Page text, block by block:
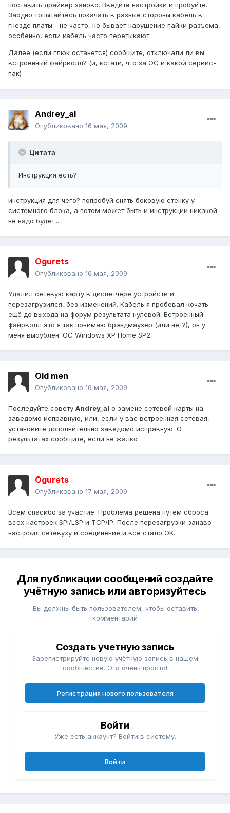
поставить драйвер заново. Введите настройки и пробуйте.
Заодно попытайтесь покачать в разные стороны кабель в
гнезде платы - не часто, но бывает нарушение пайки разъема,
особенно, если кабель часто перетыкают.
Далее (если глюк останется) сообщите, отключали ли вы
встроенный файрволл? (и, кстати, что за ОС и какой сервис-
пак)
Andrey_al
Опубликовано 16 мая, 2009
Цитата
Инструкция есть?
инструкция для чего? попробуй снять боковую стенку у
системного блока, а потом может быть и инструкции никакой
не надо будет...
Ogurets
Опубликовано 16 мая, 2009
Удалил сетевую карту в диспетчере устройств и
перезагрузился, без изменений. Кабель я пробовал кочать
ещё до выхода на форум результата нулевой. Встроенный
файрволл это я так понимаю брэндмаузер (или нет?), он у
меня вырублен. ОС Windows XP Home SP2.
Old men
Опубликовано 16 мая, 2009
Последуйте совету Andrey_al о замене сетевой карты на
заведомо исправную, или, если у вас встроенная сетевая,
установите дополнительно заведомо исправную. О
результатах сообщите, если не жалко
Ogurets
Опубликовано 17 мая, 2009
Всем спасибо за участие. Проблема решена путем сброса
всех настроек SPI/LSP и TCP/IP. После перезагрузки занаво
настроил сетевуху и соединение и всё стало OK.
Для публикации сообщений создайте
учётную запись или авторизуйтесь
Вы должны быть пользователем, чтобы оставить
комментарий
Создать учетную запись
Зарегистрируйте новую учётную запись в нашем
сообществе. Это очень просто!
Регистрация нового пользователя
Войти
Уже есть аккаунт? Войти в систему.
Войти